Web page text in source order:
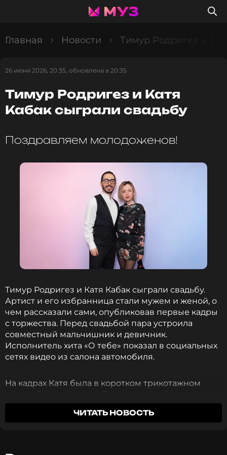
Главная Новости Тимур Родригез и
26 июня 2026, 20:35, обновлена в 20:35
Тимур Родригез и Катя
Кабак сыграли свадьбу
Поздравляем молодоженов!
Тимур Родригез и Катя Кабак сыграли свадьбу.
Артист и его избранница стали мужем и женой, о
чем рассказали сами, опубликовав первые кадры
с торжества. Перед свадьбой пара устроила
совместный мальчишник и девичник.
Исполнитель хита «О тебе» показал в социальных
сетях видео из салона автомобиля.
На кадрах Катя была в коротком трикотажном
платье белого цвета, а Тимур — в футболке с
пиджаком. Подпись к одному из роликов отражала
настроение прощания с холостяцкой жизнью:
ЧИТАТЬ НОВОСТЬ